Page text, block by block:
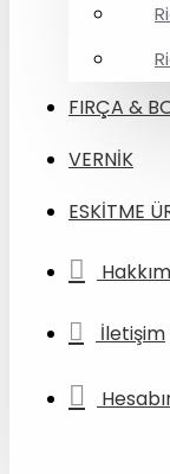
FIRÇA &
VERNİK
ESKİTME
İletişim